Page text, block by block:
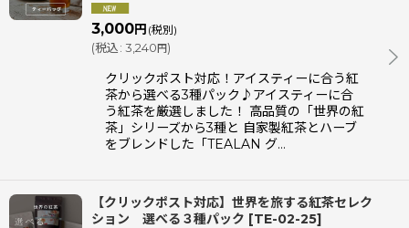
3,000円 (税別)
(税込: 3,240円)
クリックポスト対応！アイスティーに合う紅
茶から選べる3種パック♪アイスティーに合
う紅茶を厳選しました！ 高品質の「世界の紅
茶」シリーズから3種と 自家製紅茶とハーブ
をブレンドした「TEALAN グ…
【クリックポスト対応】世界を旅する紅茶セレク
ション 選べる３種パック [TE-02-25]